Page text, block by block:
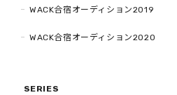
WACK合宿オーディション2019
WACK合宿オーディション2020
SERIES